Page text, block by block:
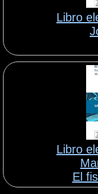
Libro
Libro
El